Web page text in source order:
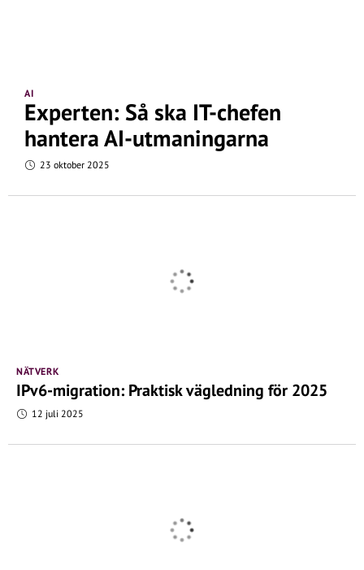
AI
Experten: Så ska IT-chefen
hantera AI-utmaningarna
23 oktober 2025
NÄTVERK
IPv6-migration: Praktisk vägledning för 2025
12 juli 2025